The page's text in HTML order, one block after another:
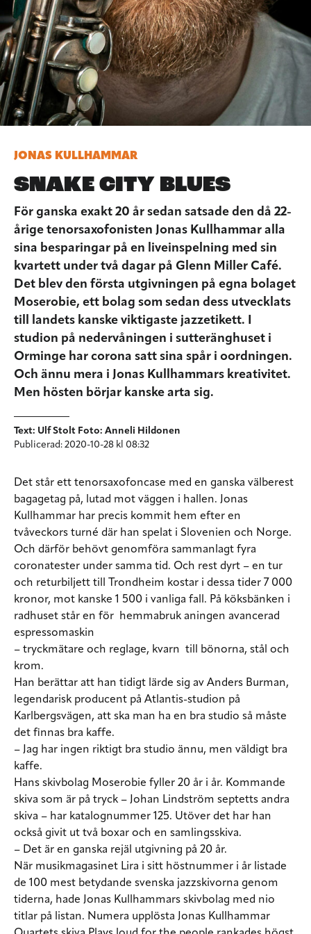
JONAS KULLHAMMAR
SNAKE CITY BLUES
För ganska exakt 20 år sedan satsade den då 22-
årige tenorsaxofonisten Jonas Kullhammar alla
sina besparingar på en liveinspelning med sin
kvartett under två dagar på Glenn Miller Café.
Det blev den första utgivningen på egna bolaget
Moserobie, ett bolag som sedan dess utvecklats
till landets kanske viktigaste jazzetikett. I
studion på nedervåningen i sutteränghuset i
Orminge har corona satt sina spår i oordningen.
Och ännu mera i Jonas Kullhammars kreativitet.
Men hösten börjar kanske arta sig.
Text: Ulf Stolt Foto: Anneli Hildonen
Publicerad: 2020-10-28 kl 08:32
Det står ett tenorsaxofoncase med en ganska välberest
bagagetag på, lutad mot väggen i hallen. Jonas
Kullhammar har precis kommit hem efter en
tvåveckors turné där han spelat i Slovenien och Norge.
Och därför behövt genomföra sammanlagt fyra
coronatester under samma tid. Och rest dyrt – en tur
och returbiljett till Trondheim kostar i dessa tider 7 000
kronor, mot kanske 1 500 i vanliga fall. På köksbänken i
radhuset står en för hemmabruk aningen avancerad
espressomaskin
– tryckmätare och reglage, kvarn till bönorna, stål och
krom.
Han berättar att han tidigt lärde sig av Anders Burman,
legendarisk producent på Atlantis-studion på
Karlbergsvägen, att ska man ha en bra studio så måste
det finnas bra kaffe.
– Jag har ingen riktigt bra studio ännu, men väldigt bra
kaffe.
Hans skivbolag Moserobie fyller 20 år i år. Kommande
skiva som är på tryck – Johan Lindström septetts andra
skiva – har katalognummer 125. Utöver det har han
också givit ut två boxar och en samlingsskiva.
– Det är en ganska rejäl utgivning på 20 år.
När musikmagasinet Lira i sitt höstnummer i år listade
de 100 mest betydande svenska jazzskivorna genom
tiderna, hade Jonas Kullhammars skivbolag med nio
titlar på listan. Numera upplösta Jonas Kullhammar